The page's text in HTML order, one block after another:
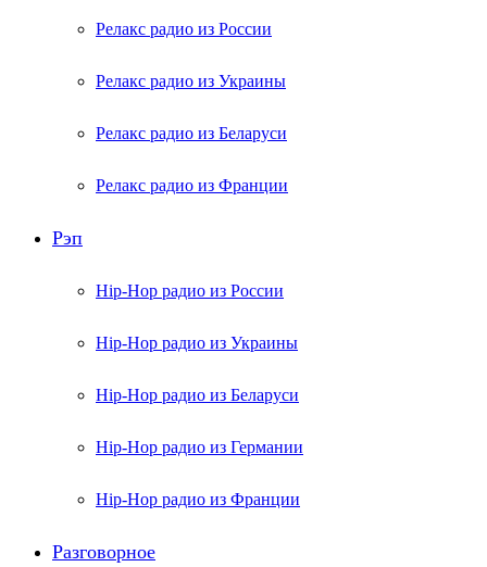
Релакс радио из России
Релакс радио из Украины
Релакс радио из Беларуси
Релакс радио из Франции
Рэп
Hip-Hop радио из России
Hip-Hop радио из Украины
Hip-Hop радио из Беларуси
Hip-Hop радио из Германии
Hip-Hop радио из Франции
Разговорное